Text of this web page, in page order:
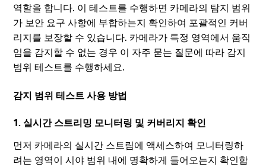
역할을 합니다. 이 테스트를 수행하면 카메라의 탐지 범위
가 보안 요구 사항에 부합하는지 확인하여 포괄적인 커버
리지를 보장할 수 있습니다. 카메라가 특정 영역에서 움직
임을 감지할 수 없는 경우 이 자주 묻는 질문에 따라 감지
범위 테스트를 수행하세요.
감지 범위 테스트 사용 방법
1. 실시간 스트리밍 모니터링 및 커버리지 확인
먼저 카메라의 실시간 스트림에 액세스하여 모니터링하
려는 영역이 시야 범위 내에 명확하게 들어오는지 확인합